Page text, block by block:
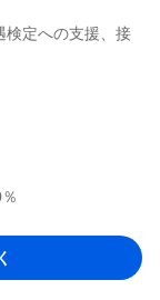
検定への支援、接